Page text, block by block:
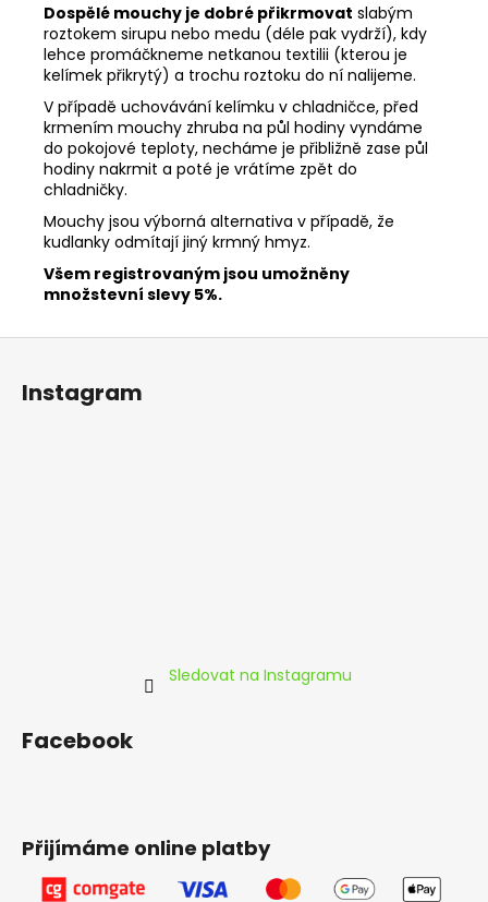
Dospělé mouchy je dobré přikrmovat slabým
roztokem sirupu nebo medu (déle pak vydrží), kdy
lehce promáčkneme netkanou textilii (kterou je
kelímek přikrytý) a trochu roztoku do ní nalijeme.
V případě uchovávání kelímku v chladničce, před
krmením mouchy zhruba na půl hodiny vyndáme
do pokojové teploty, necháme je přibližně zase půl
hodiny nakrmit a poté je vrátíme zpět do
chladničky.
Mouchy jsou výborná alternativa v případě, že
kudlanky odmítají jiný krmný hmyz.
Všem registrovaným jsou umožněny
množstevní slevy 5%.
Z
Instagram
Sledovat na Instagramu
Facebook
Přijímáme online platby